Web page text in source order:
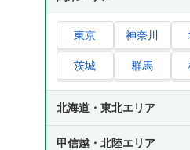
税理士｜相続税の申
相談したい場合
行政書士｜預金解約
相談したい場合
司法書士｜相続登記の
弁護士｜相続全般や相
東京 神奈川
茨城 群馬
北海道・東北エリア
甲信越・北陸エリア